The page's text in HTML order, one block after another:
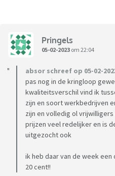
Pringels
05-02-2023 om 22:04
absor schreef op 05-02-
pas nog in de kringloop
kwaliteitsverschil vind ik
zijn en soort werkbedrijven
zijn en volledig ol
prijzen veel redelijker en is
uitgezocht ook
ik heb daar van de week
20 cent!!